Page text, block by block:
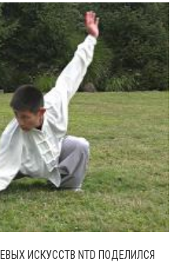
ИСКУССТВ NTD ПОДЕЛИЛСЯ